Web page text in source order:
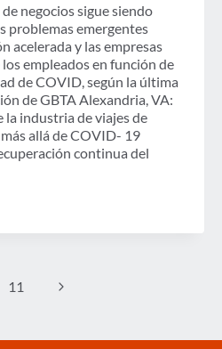
negocios sigue siendo
problemas emergentes
acelerada y las empresas
empleados en función de
de COVID, según la última
de GBTA Alexandria, VA:
la industria de viajes de
allá de COVID- 19
continua del
11
Next